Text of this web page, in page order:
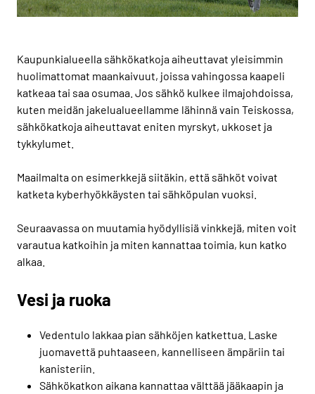
Kaupunkialueella sähkökatkoja aiheuttavat yleisimmin
huolimattomat maankaivuut, joissa vahingossa kaapeli
katkeaa tai saa osumaa. Jos sähkö kulkee ilmajohdoissa,
kuten meidän jakelualueellamme lähinnä vain Teiskossa,
sähkökatkoja aiheuttavat eniten myrskyt, ukkoset ja
tykkylumet.
Maailmalta on esimerkkejä siitäkin, että sähköt voivat
katketa kyberhyökkäysten tai sähköpulan vuoksi.
Seuraavassa on muutamia hyödyllisiä vinkkejä, miten voit
varautua katkoihin ja miten kannattaa toimia, kun katko
alkaa.
Vesi ja ruoka
Vedentulo lakkaa pian sähköjen katkettua. Laske
juomavettä puhtaaseen, kannelliseen ämpäriin tai
kanisteriin.
Sähkökatkon aikana kannattaa välttää jääkaapin ja